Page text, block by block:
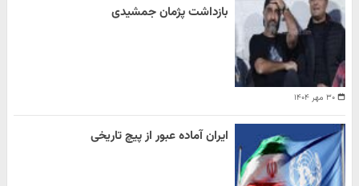
۳۰ مهر ۱۴۰۴
بازداشت پژمان جمشیدی
ایران آماده عبور از پیچ تاریخی